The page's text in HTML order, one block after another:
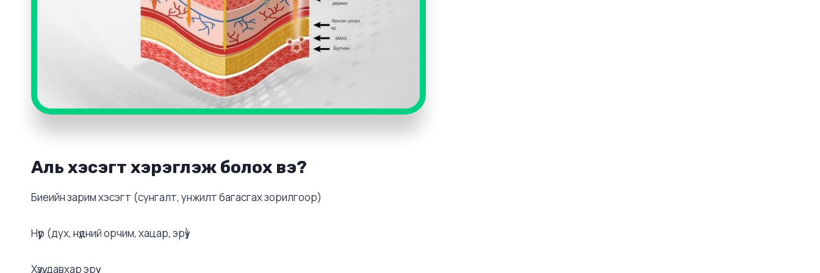
Аль хэсэгт хэрэглэж болох вэ?
Биеийн зарим хэсэгт (сунгалт, унжилт багасгах зорилгоор)
Нүүр (дух, нүдний орчим, хацар, эрүү)
Хүзүү, давхар эрүү